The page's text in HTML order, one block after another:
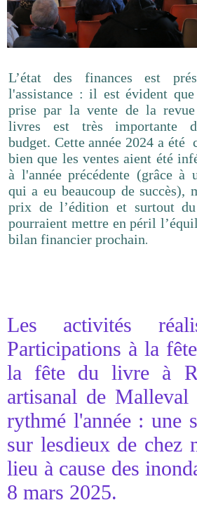
L’état des finances est
l'assistance : il est évident
prise par la vente de la
livres est très importante
budget. Cette année 2024 a été
bien que les ventes aient été
à l'année précédente (grâce à
qui a eu beaucoup de succès),
prix de l’édition et surtout
pourraient mettre en péril
bilan financier prochain.
Les activités
Participations à la
la fête du livre à
artisanal de
rythmé l'année : une
sur lesdieux de chez
lieu à cause des
8 mars 2025.